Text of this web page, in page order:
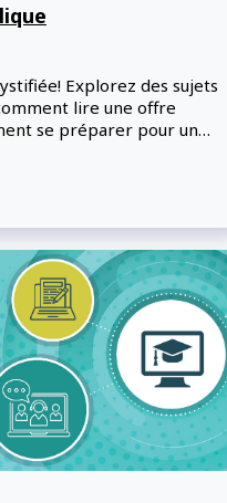
Explorez des sujets
lire une offre
se préparer pour un